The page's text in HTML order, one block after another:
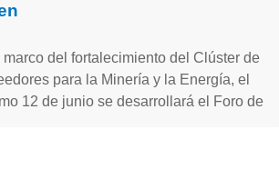
marco del fortalecimiento del Clúster de
para la Minería y la Energía, el
12 de junio se desarrollará el Foro de